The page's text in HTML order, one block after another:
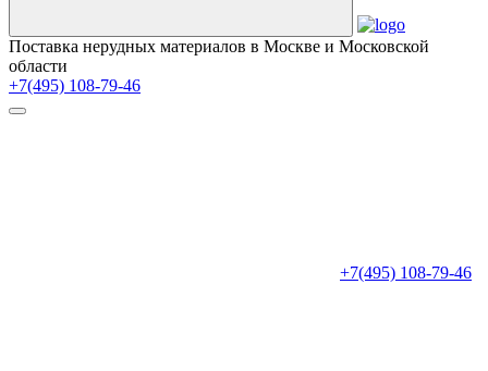
Поставка нерудных материалов в Москве и Московской
области
+7(495) 108-79-46
+7(495) 108-79-46